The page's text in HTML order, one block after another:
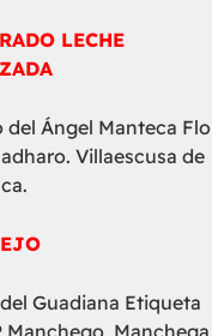
LECHE
del Ángel Manteca
Villaescusa de
Guadiana Etiqueta